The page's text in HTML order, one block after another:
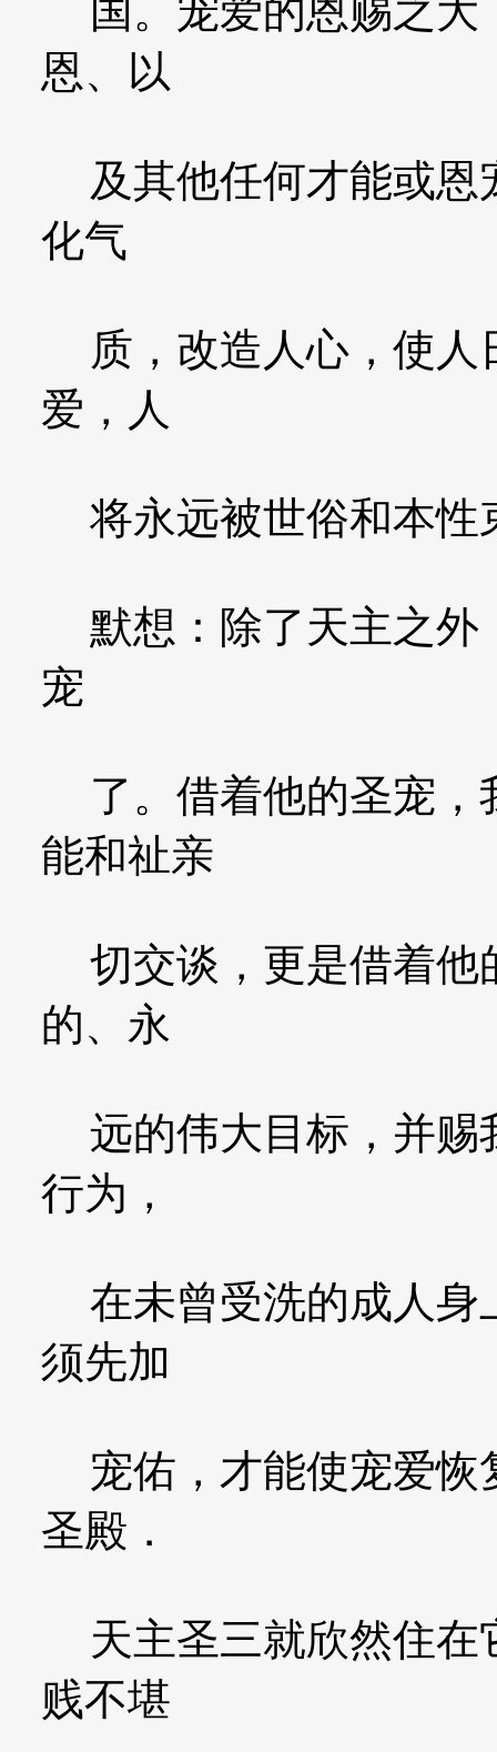
国。宠爱的恩赐之大
恩、以
及其他任何才能或恩
化气
质，改造人心，使人
爱，人
将永远被世俗和本性
默想：除了天主之外
宠
了。借着他的圣宠，
能和祉亲
切交谈，更是借着他
的、永
远的伟大目标，并赐
行为，
在未曾受洗的成人身
须先加
宠佑，才能使宠爱恢
圣殿．
天主圣三就欣然住在
贱不堪